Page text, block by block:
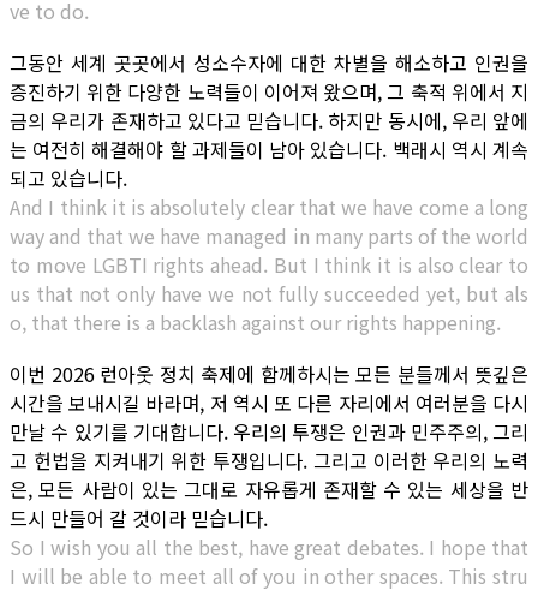
ve to do.
그동안 세계 곳곳에서 성소수자에 대한 차별을 해소하고 인권을
증진하기 위한 다양한 노력들이 이어져 왔으며, 그 축적 위에서 지
금의 우리가 존재하고 있다고 믿습니다. 하지만 동시에, 우리 앞에
는 여전히 해결해야 할 과제들이 남아 있습니다. 백래시 역시 계속
되고 있습니다.
And I think it is absolutely clear that we have come a long
way and that we have managed in many parts of the world
to move LGBTI rights ahead. But I think it is also clear to
us that not only have we not fully succeeded yet, but als
o, that there is a backlash against our rights happening.
이번 2026 런아웃 정치 축제에 함께하시는 모든 분들께서 뜻깊은
시간을 보내시길 바라며, 저 역시 또 다른 자리에서 여러분을 다시
만날 수 있기를 기대합니다. 우리의 투쟁은 인권과 민주주의, 그리
고 헌법을 지켜내기 위한 투쟁입니다. 그리고 이러한 우리의 노력
은, 모든 사람이 있는 그대로 자유롭게 존재할 수 있는 세상을 반
드시 만들어 갈 것이라 믿습니다.
So I wish you all the best, have great debates. I hope that
I will be able to meet all of you in other spaces. This stru